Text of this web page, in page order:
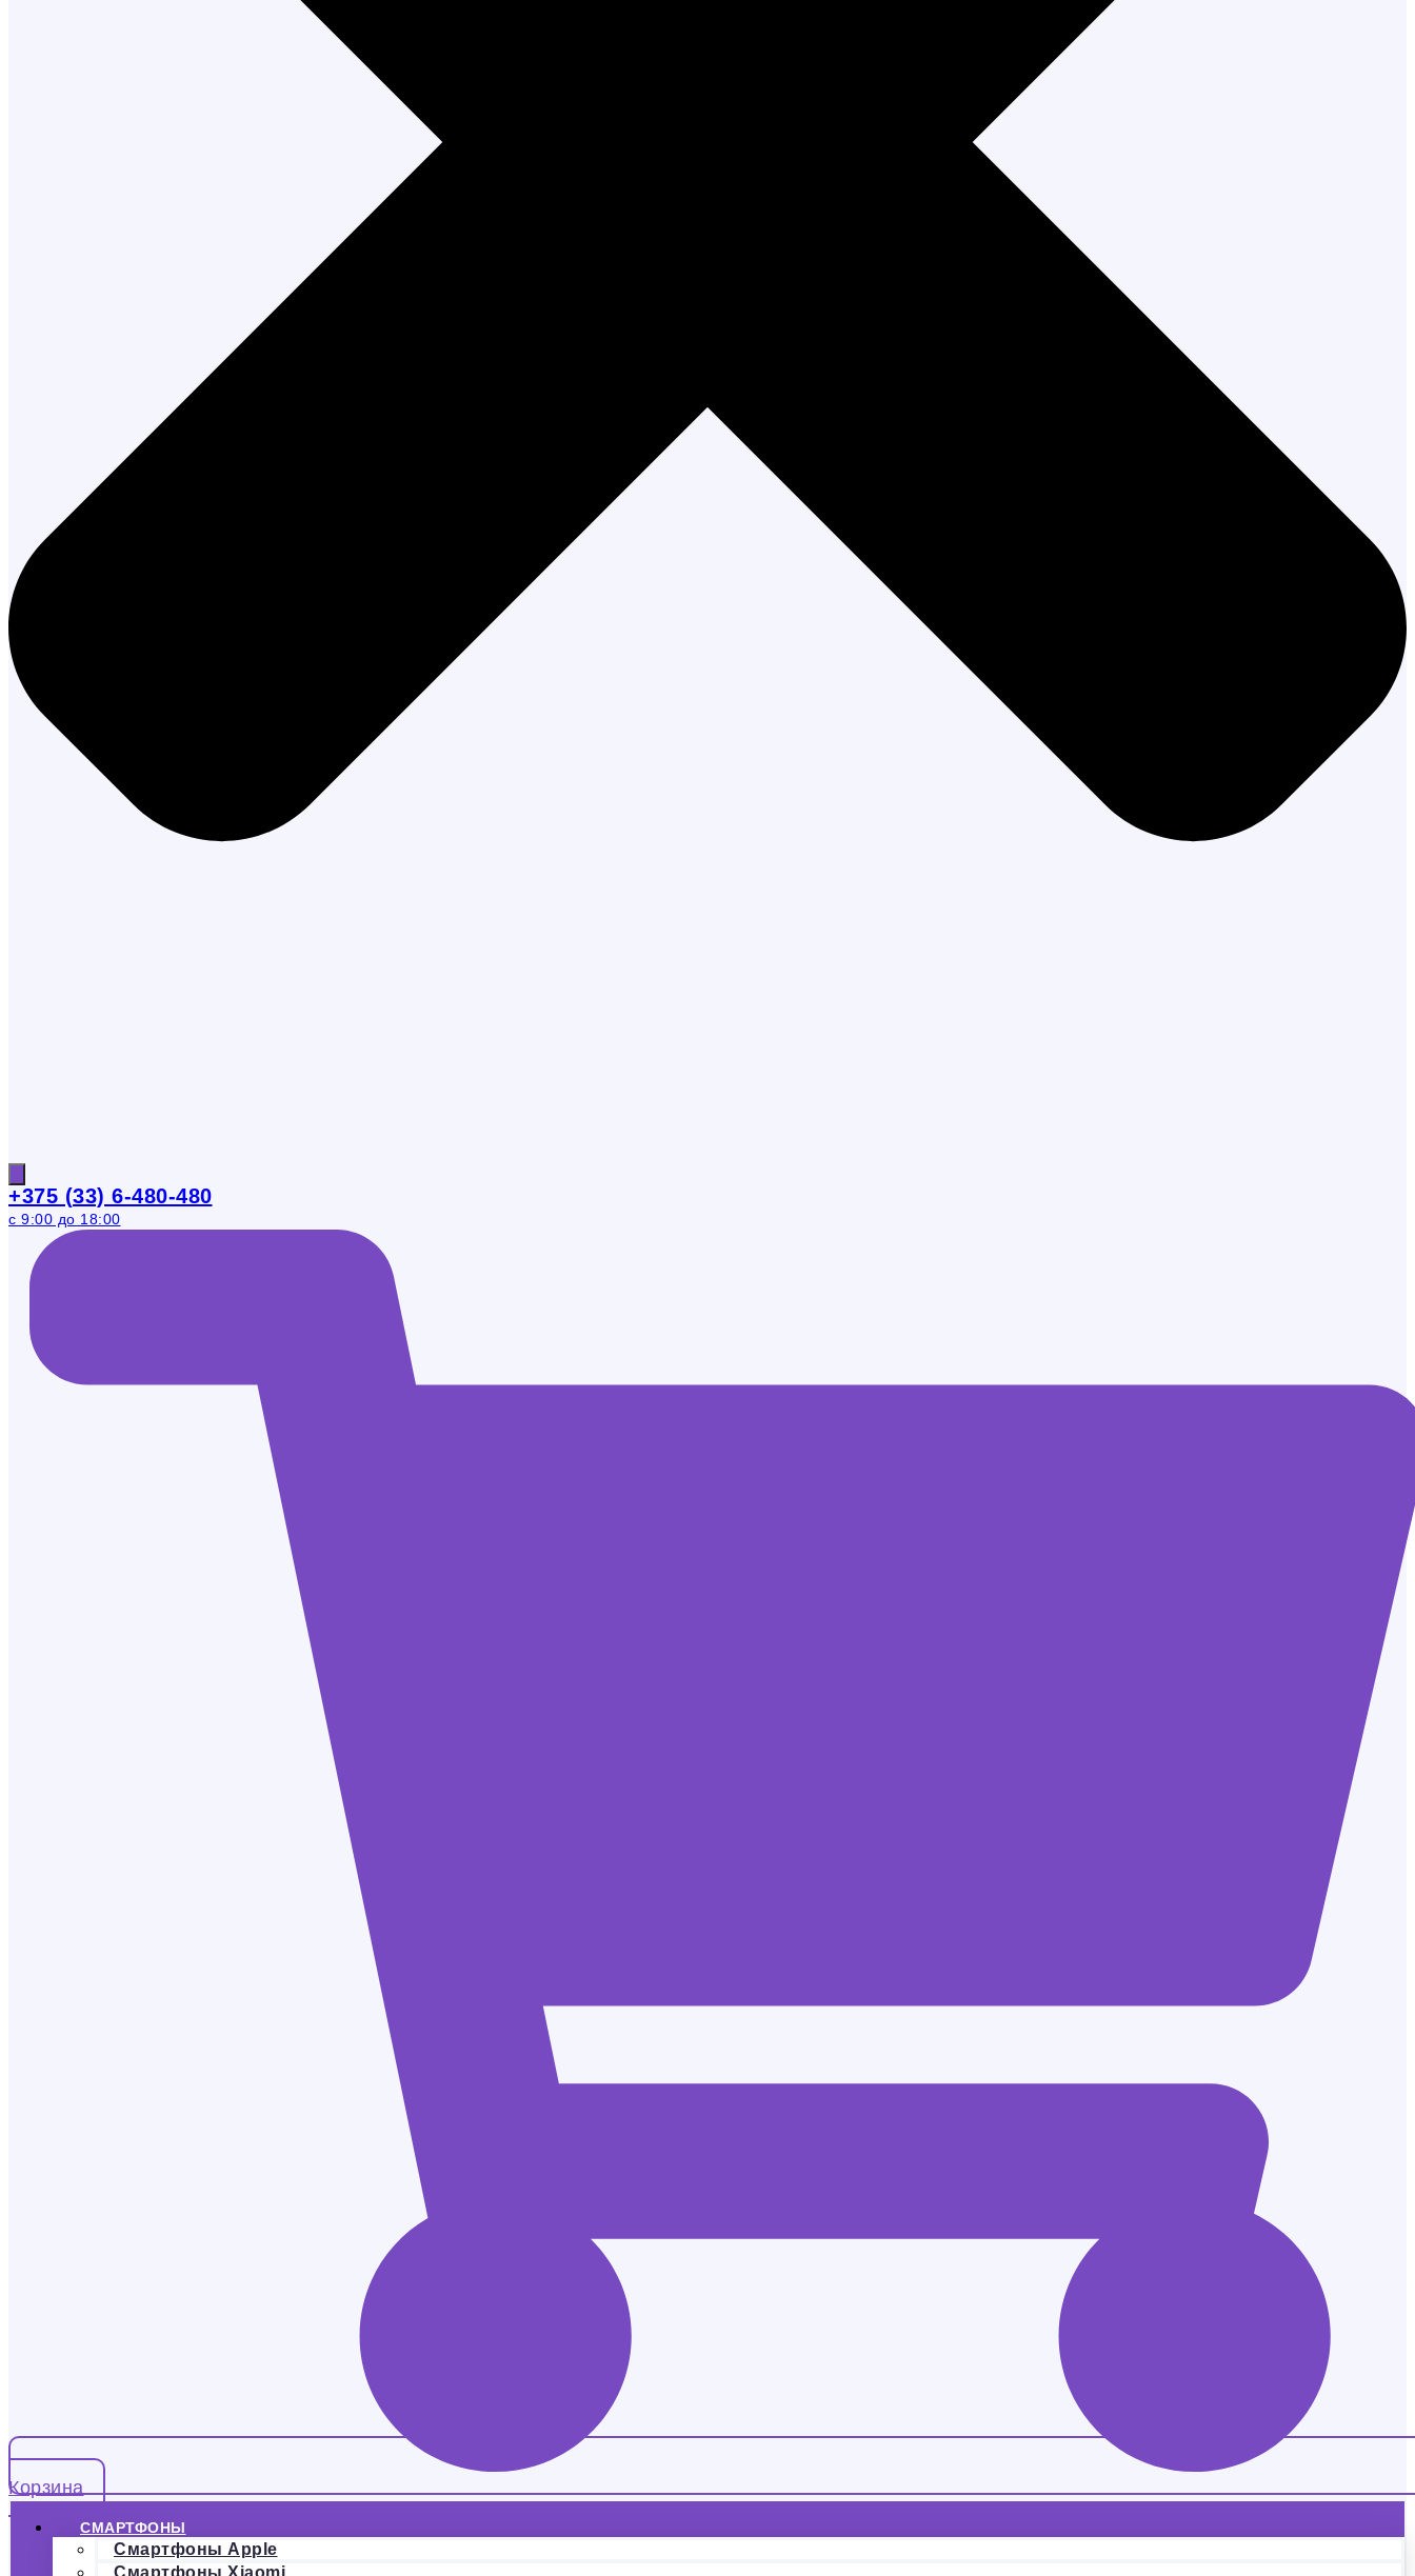
+375 (33) 6-480-480
с 9:00 до 18:00
Корзина
СМАРТФОНЫ
Смартфоны Apple
Смартфоны Xiaomi